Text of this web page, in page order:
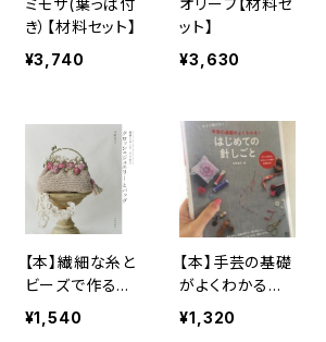
ミモザ(葉っぱ付
き）【材料セット】
¥3,740
オリーブ【材料セ
ット】
¥3,630
【本】繊細な糸と
ビーズで作るク
ロッシェジュエリ
ーとバッグ(電子
¥1,540
【本】手芸の基礎
がよくわかるは
じめての針しご
¥1,320